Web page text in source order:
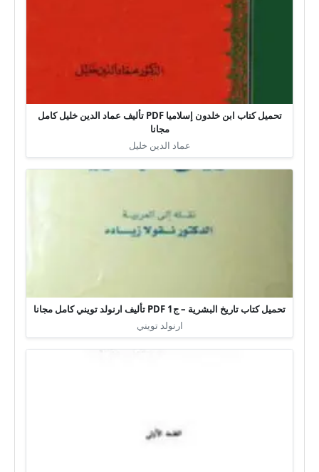
تحميل كتاب ابن خلدون إسلاميا PDF تأليف عماد الدين خليل كامل
مجانا
عماد الدين خليل
تحميل كتاب تاريخ البشرية – ج1 PDF تأليف ارنولد تويني كامل مجانا
ارنولد تويني